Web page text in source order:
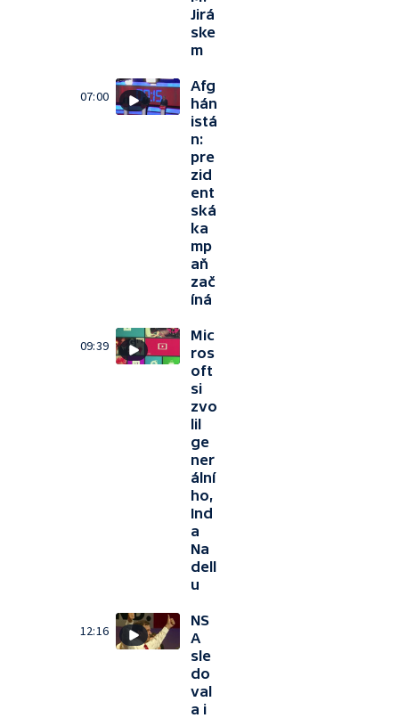
Jirá
ske
m
07:00
Afg
hán
istá
n:
pre
zid
ent
ská
ka
mp
aň
zač
íná
09:39
Mic
ros
oft
si
zvo
lil
ge
ner
ální
ho,
Ind
a
Na
dell
u
12:16
NS
A
sle
do
val
a i